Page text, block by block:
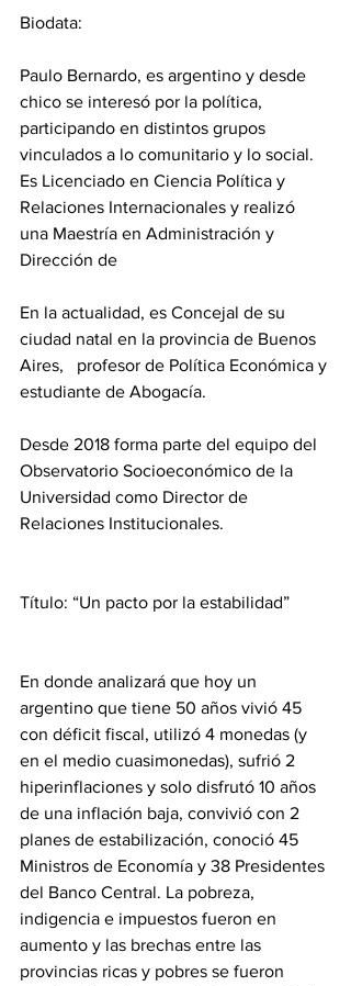
Biodata:
Paulo Bernardo, es argentino y desde
chico se interesó por la política,
participando en distintos grupos
vinculados a lo comunitario y lo social.
Es Licenciado en Ciencia Política y
Relaciones Internacionales y realizó
una Maestría en Administración y
Dirección de
En la actualidad, es Concejal de su
ciudad natal en la provincia de Buenos
Aires,   profesor de Política Económica y
estudiante de Abogacía.
Desde 2018 forma parte del equipo del
Observatorio Socioeconómico de la
Universidad como Director de
Relaciones Institucionales.
Título: “Un pacto por la estabilidad”
En donde analizará que hoy un
argentino que tiene 50 años vivió 45
con déficit fiscal, utilizó 4 monedas (y
en el medio cuasimonedas), sufrió 2
hiperinflaciones y solo disfrutó 10 años
de una inflación baja, convivió con 2
planes de estabilización, conoció 45
Ministros de Economía y 38 Presidentes
del Banco Central. La pobreza,
indigencia e impuestos fueron en
aumento y las brechas entre las
provincias ricas y pobres se fueron